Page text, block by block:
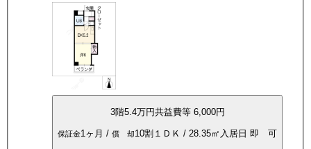
3階5.4万円共益費等 6,000円
保証金1ヶ月 /償 却10割 １ＤＫ /28.35㎡ 入居日 即 可